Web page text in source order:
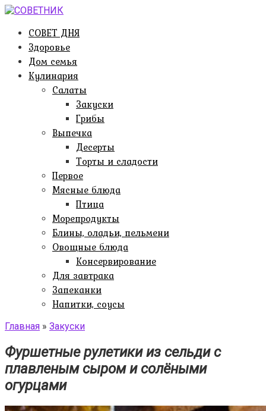
Перейти
контентуСОВЕТ ДНЯ
Здоровье
Дом семья
Кулинария
Салаты
Закуски
Грибы
Выпечка
Десерты
Торты и сладости
Первое
Мясные блюда
Птица
Морепродукты
Блины, оладьи, пельмени
Овощные блюда
Консервирование
Для завтрака
Запеканки
Напитки, соусы
Главная » Закуски
Фуршетные рулетики из сельди с
плавленым сыром и солёными
огурцами